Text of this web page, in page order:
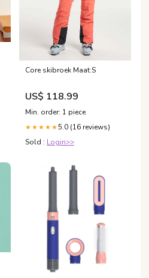
Core skibroek Maat:S
US$ 118.99
Min. order: 1 piece
★★★★★5.0 (16 reviews)
Sold : Login>>